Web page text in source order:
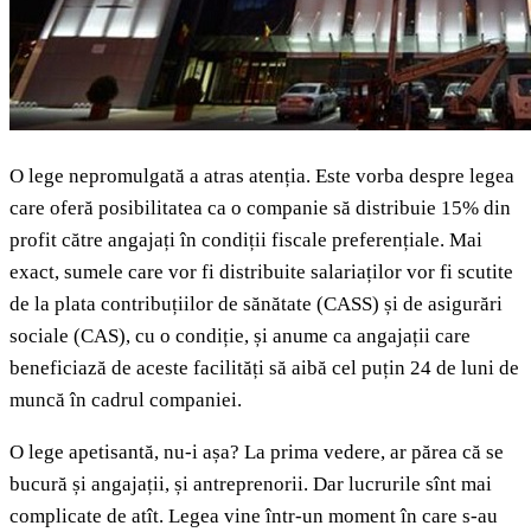
O lege nepromulgată a atras atenția. Este vorba despre legea
care oferă posibilitatea ca o companie să distribuie 15% din
profit către angajați în condiții fiscale preferențiale. Mai
exact, sumele care vor fi distribuite salariaților vor fi scutite
de la plata contribuțiilor de sănătate (CASS) și de asigurări
sociale (CAS), cu o condiție, și anume ca angajații care
beneficiază de aceste facilități să aibă cel puțin 24 de luni de
muncă în cadrul companiei.
O lege apetisantă, nu-i așa? La prima vedere, ar părea că se
bucură și angajații, și antreprenorii. Dar lucrurile sînt mai
complicate de atît. Legea vine într-un moment în care s-au